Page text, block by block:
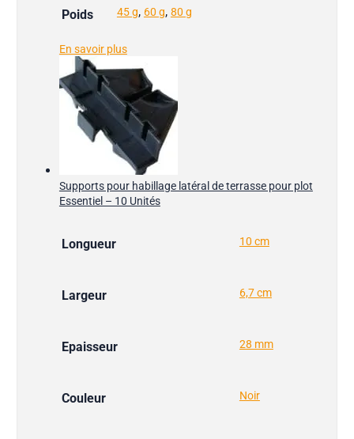
Poids 45 g, 60 g, 80 g
En savoir plus
Supports pour habillage latéral de terrasse pour plot
Essentiel – 10 Unités
Longueur 10 cm
Largeur 6,7 cm
Epaisseur 28 mm
Couleur Noir